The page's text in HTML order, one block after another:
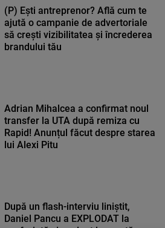
(P) Ești antreprenor? Află cum te
ajută o campanie de advertoriale
să crești vizibilitatea și încrederea
brandului tău
Adrian Mihalcea a confirmat noul
transfer la UTA după remiza cu
Rapid! Anunțul făcut despre starea
lui Alexi Pitu
După un flash-interviu liniștit,
Daniel Pancu a EXPLODAT la